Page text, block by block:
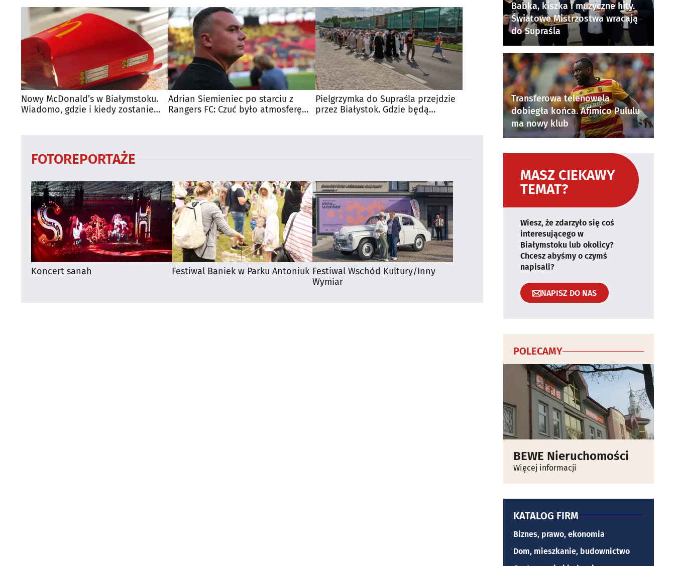
Nowy McDonald’s w Białymstoku.
Wiadomo, gdzie i kiedy zostanie
Adrian Siemieniec po starciu z
Rangers FC: Czuć było atmosferę
Pielgrzymka do Supraśla przejdzie
przez Białystok. Gdzie będą
FOTOREPORTAŻE
Koncert sanah Festiwal Baniek w Parku Antoniuk Festiwal Wschód Kultury/Inny
Wymiar
Babka, kiszka i muzyczne hity.
Światowe Mistrzostwa wracają
do Supraśla
Transferowa telenowela
dobiegła końca. Afimico Pululu
ma nowy klub
MASZ CIEKAWY
TEMAT?
Wiesz, że zdarzyło się coś
interesującego w
Białymstoku lub okolicy?
Chcesz abyśmy o czymś
napisali?
NAPISZ DO NAS
POLECAMY
BEWE Nieruchomości
Więcej informacji
KATALOG FIRM
Biznes, prawo, ekonomia
Dom, mieszkanie, budownictwo